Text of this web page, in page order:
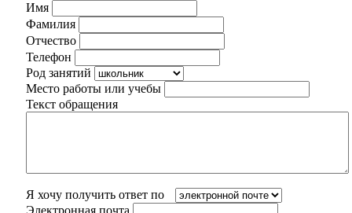
Имя
Фамилия
Отчество
Телефон
Род занятий
Место работы или учебы
Текст обращения
Я хочу получить ответ по